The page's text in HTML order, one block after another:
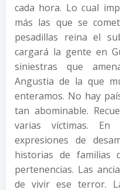
cada hora. Lo cual
más las que se
pesadillas reina el
cargará la gente en
siniestras que
Angustia de la que
enteramos. No hay
tan abominable.
varias víctimas.
expresiones de
historias de familias
pertenencias. Las
de vivir ese terror.